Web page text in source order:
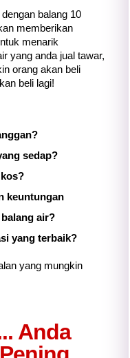
balang 10
memberikan
menarik
yang anda jual tawar,
orang akan beli
beli lagi!
sedap?
keuntungan
air?
yang terbaik?
yang mungkin
Anda